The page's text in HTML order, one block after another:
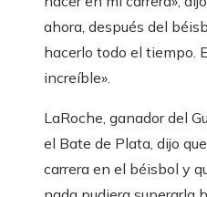
ahora, después del
hacerlo todo el tiempo.
increíble».
LaRoche, ganador del
el Bate de Plata, dijo
carrera en el béisbol y